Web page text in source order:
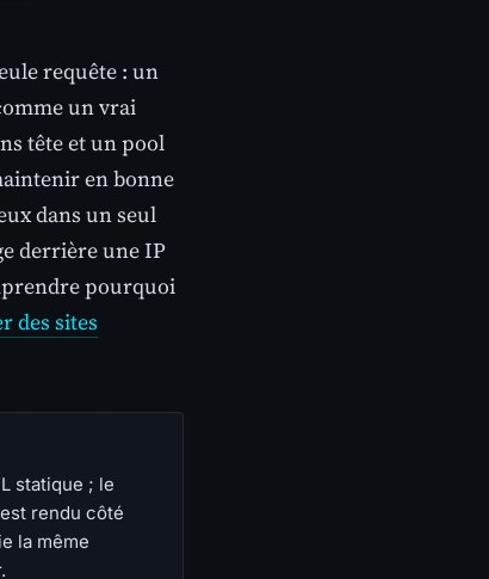
requête : un
un vrai
tête et un pool
en bonne
dans un seul
derrière une IP
pourquoi
des sites
statique ; le
rendu côté
la même